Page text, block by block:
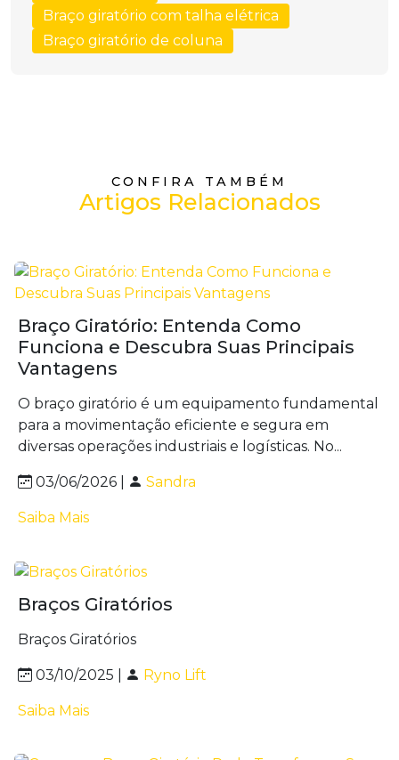
Braço giratório com talha elétrica
Braço giratório de coluna
CONFIRA TAMBÉM
Artigos Relacionados
Braço Giratório: Entenda Como
Funciona e Descubra Suas Principais
Vantagens
O braço giratório é um equipamento fundamental
para a movimentação eficiente e segura em
diversas operações industriais e logísticas. No...
03/06/2026 | Sandra
Saiba Mais
Braços Giratórios
Braços Giratórios
03/10/2025 | Ryno Lift
Saiba Mais